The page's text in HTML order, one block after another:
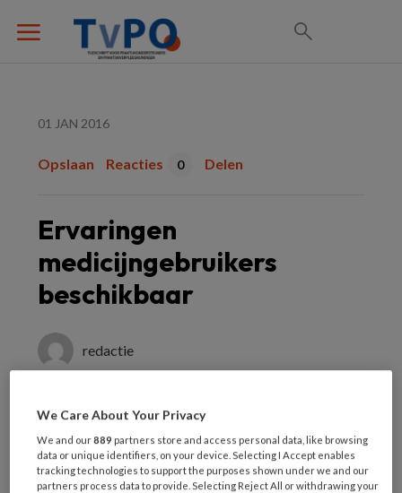
01 JAN 2016
Opslaan Reacties 0 Delen
Ervaringen
medicijngebruikers
beschikbaar
redactie
Medicijngebruikers kunnen nu hun ervaringen
delen op de website
www.meldpuntmedicijnen.nl. Deze site is een
initiatief van het onafhankelijke DGV,
We Care About Your Privacy
We and our889 partners store and access personal data, like browsing
data or unique identifiers, on your device. Selecting I Accept enables
tracking technologies to support the purposes shown under we and our
partners process data to provide. Selecting Reject All or withdrawing your